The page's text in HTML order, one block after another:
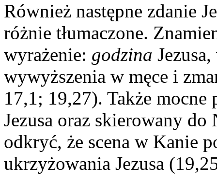
Również następne zdanie
różnie tłumaczone.
wyrażenie: godzina
wywyższenia w męce i
17,1; 19,27). Także
Jezusa oraz skierowany
odkryć, że scena w Kanie
ukrzyżowania Jezusa